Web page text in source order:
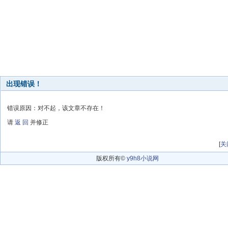
出现错误！
错误原因：对不起，该文章不存在！
请 返 回 并修正
[关
版权所有© y9h8小说网